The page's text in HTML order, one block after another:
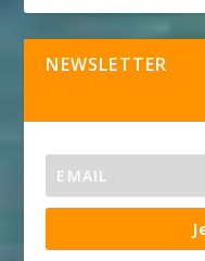
NEWSLETTER